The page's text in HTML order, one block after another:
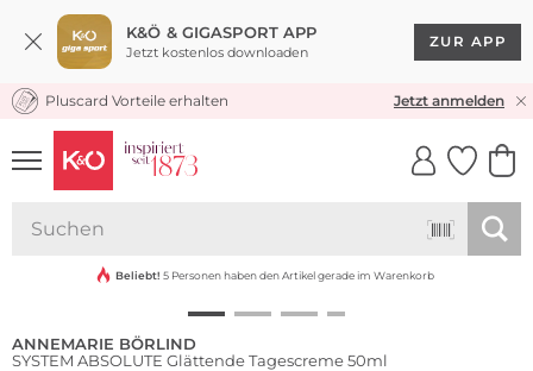
K&Ö & GIGASPORT APP
Jetzt kostenlos downloaden
ZUR APP
KOSTENLOSER VERSAND* & RÜCKVERSAND
Pluscard Vorteile erhalten Jetzt anmelden
UNSERE APP
CLICK &
Nachhaltig
Beliebt! 5 Personen haben den Artikel gerade im Warenkorb
ANNEMARIE BÖRLIND
SYSTEM ABSOLUTE Glättende Tagescreme 50ml